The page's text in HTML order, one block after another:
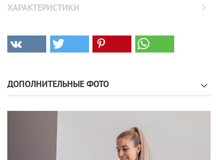
ХАРАКТЕРИСТИКИ
ДОПОЛНИТЕЛЬНЫЕ ФОТО